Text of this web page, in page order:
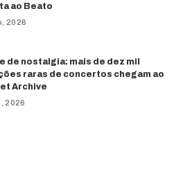
ao Beato
2026
de nostalgia: mais de dez mil
raras de concertos chegam ao
Archive
2026